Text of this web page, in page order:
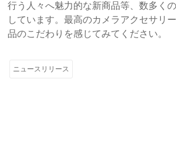
行う人々へ魅力的な新商品等、数多く
しています。最高のカメラアクセサリ
品のこだわりを感じてみてください。
ニュースリリース